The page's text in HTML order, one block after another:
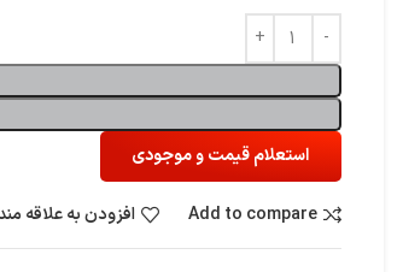
استعلام قیمت و موجودی
Add to compare افزودن به علاقه